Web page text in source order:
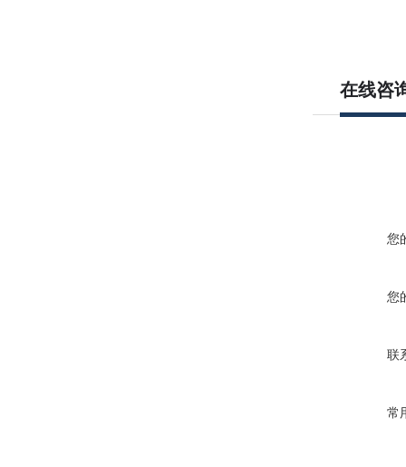
在线咨
您
您
联
常